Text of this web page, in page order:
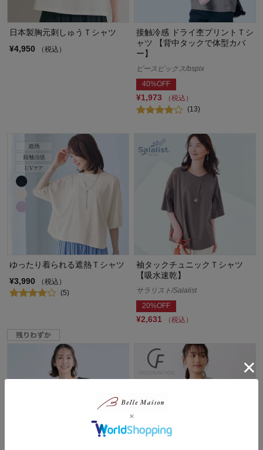
日本製胸元刺しゅうＴシャツ
¥4,950
（税込）
接触冷感 ドライ杢プリントＴシ
ャツ 【背中タックで体型カバ
ー】
ビースピックス/bspix
40%OFF
¥1,973
（税込）
(13)
ゆったり着られる遮熱Ｔシャツ
¥3,990
（税込）
(5)
袖タックチュニックＴシャツ
【吸水速乾】
サラリスト/Salalist
20%OFF
¥2,631 （税込）